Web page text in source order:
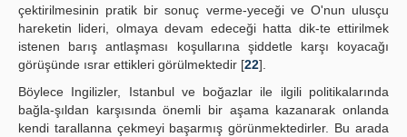
çektirilmesinin pratik bir sonuç verme-yeceği ve O'nun ulusçu
hareketin lideri, olmaya devam edeceği hatta dik-te ettirilmek
istenen barış antlaşması koşullarına şiddetle karşı koyacağı
görüşünde ısrar ettikleri görülmektedir [22].
Böylece Ingilizler, Istanbul ve boğazlar ile ilgili politikalarında
bağla-şıldan karşısında önemli bir aşama kazanarak onlanda
kendi tarallanna çekmeyi başarmış görünmektedirler. Bu arada